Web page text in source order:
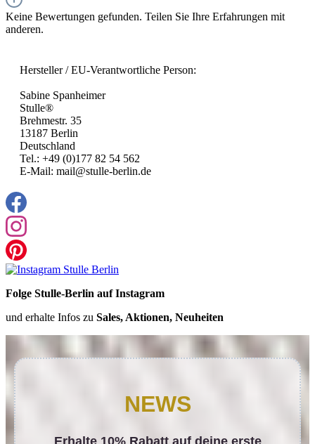
Keine Bewertungen gefunden. Teilen Sie Ihre Erfahrungen mit
anderen.
Hersteller / EU-Verantwortliche Person:
Sabine Spanheimer
Stulle®
Brehmestr. 35
13187 Berlin
Deutschland
Tel.: +49 (0)177 82 54 562
E-Mail: mail@stulle-berlin.de
Folge Stulle-Berlin auf Instagram
und erhalte Infos zu Sales, Aktionen, Neuheiten
NEWS
Erhalte 10% Rabatt auf deine erste